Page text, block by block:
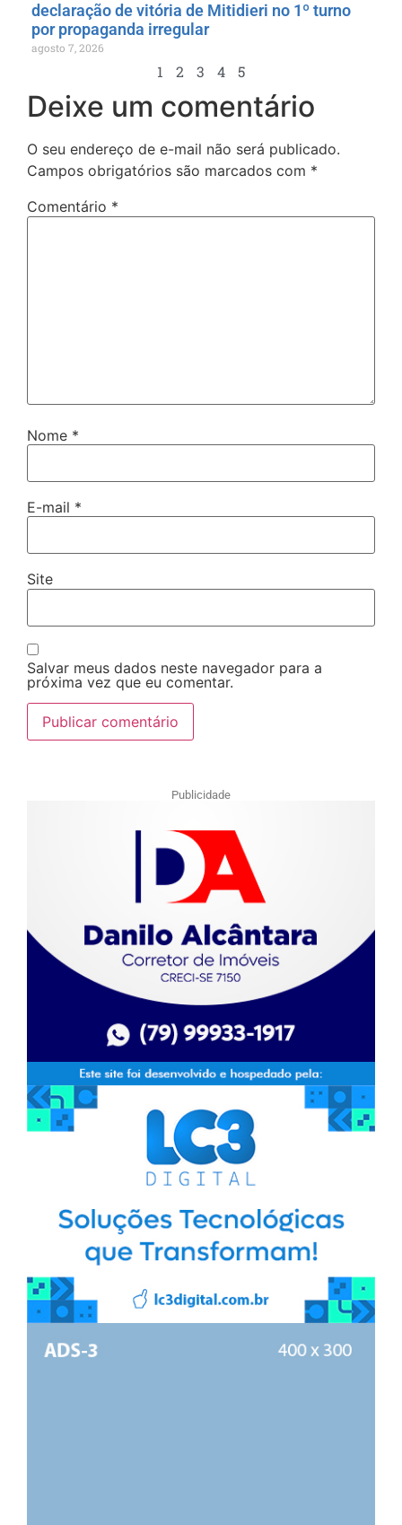
declaração de vitória de Mitidieri no 1º turno
por propaganda irregular
agosto 7, 2026
1 2 3 4 5
Deixe um comentário
O seu endereço de e-mail não será publicado.
Campos obrigatórios são marcados com *
Comentário *
Nome *
E-mail *
Site
Salvar meus dados neste navegador para a
próxima vez que eu comentar.
Publicidade